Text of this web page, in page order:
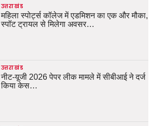
उत्तराखंड
महिला स्पोर्ट्स कॉलेज में एडमिशन का एक और मौका,
स्पॉट ट्रायल से मिलेगा अवसर…
उत्तराखंड
नीट-यूजी 2026 पेपर लीक मामले में सीबीआई ने दर्ज
किया केस…